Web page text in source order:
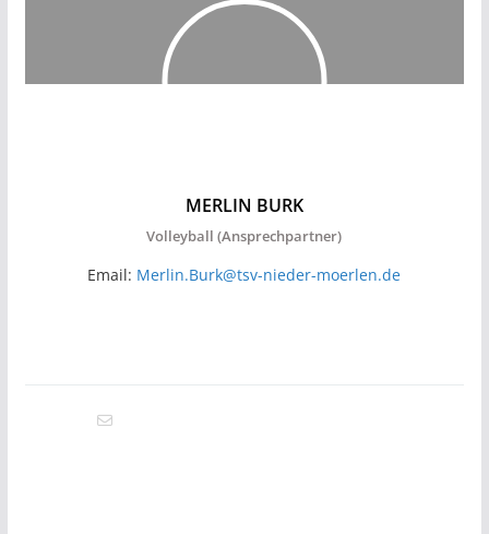
MERLIN BURK
Volleyball (Ansprechpartner)
Email: Merlin.Burk@tsv-nieder-moerlen.de